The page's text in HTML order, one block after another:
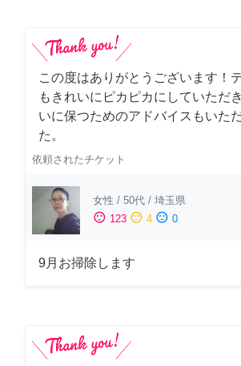
この度はありがとうございます！
もきれいにピカピカにしていただ
いに保つためのアドバイスもいた
た。
依頼されたチケット
女性 / 50代 / 埼玉県
sentiment_satisfied 123 sentiment_neutral 4 sentiment_dissatisfied 0
9月お掃除します